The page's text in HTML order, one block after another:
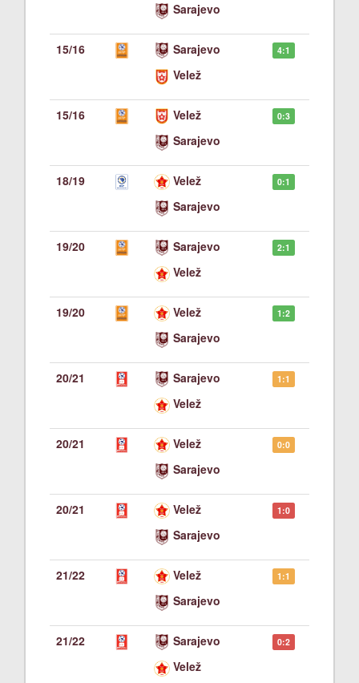
Sarajevo
15/16
Sarajevo
Velež
4:1
15/16
Velež
Sarajevo
0:3
18/19
Velež
Sarajevo
0:1
19/20
Sarajevo
Velež
2:1
19/20
Velež
Sarajevo
1:2
20/21
Sarajevo
Velež
1:1
20/21
Velež
Sarajevo
0:0
20/21
Velež
Sarajevo
1:0
21/22
Velež
Sarajevo
1:1
21/22
Sarajevo
Velež
0:2